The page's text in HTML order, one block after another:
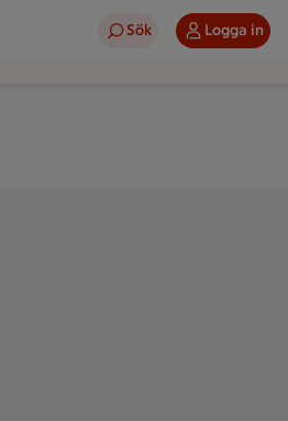
Sök Logga in